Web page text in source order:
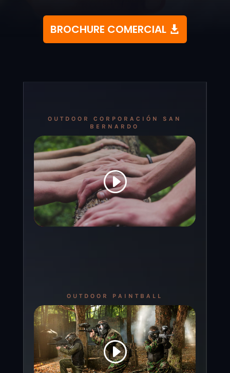
BROCHURE COMERCIAL
OUTDOOR CORPORACIÓN SAN
BERNARDO
OUTDOOR PAINTBALL